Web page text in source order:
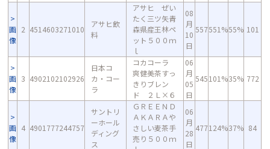
画
像
2 4514603271010
アサヒ飲
料
アサヒ ぜい
たく三ツ矢青
森県産王林ペ
ット５００ｍ
ｌ
08
月
10
日
557551%55% 101
画
像
3 4902102102926
日本コ
カ・コー
ラ
コカコーラ
爽健美茶すっ
きりブレン
ド ２Ｌ×６
06
月
05
日
545101%35% 772
画
像
4 4901777244757
サントリ
ーホール
ディング
ス
ＧＲＥＥＮＤ
ＡＫＡＲＡや
さしい麦茶手
売り５００ｍ
06
月
28
日
477124%37% 84